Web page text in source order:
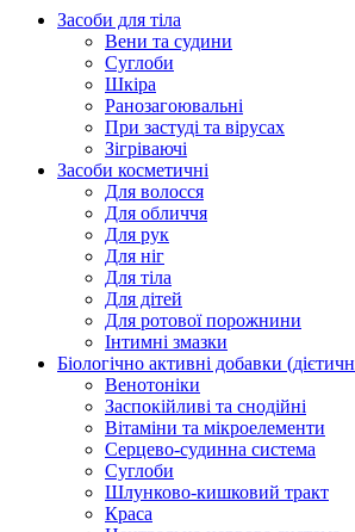
Засоби для тіла
Вени та судини
Суглоби
Шкіра
Ранозагоювальні
При застуді та вірусах
Зігріваючі
Засоби косметичні
Для волосся
Для обличчя
Для рук
Для ніг
Для тіла
Для дітей
Для ротової порожнини
Інтимні змазки
Біологічно активні добавки
Венотоніки
Заспокійливі та снодійні
Вітаміни та мікроелементи
Серцево-судинна система
Суглоби
Шлунково-кишковий тракт
Краса